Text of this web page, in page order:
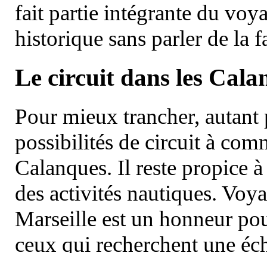
fait partie intégrante du
historique sans parler de la
Le circuit dans les
Pour mieux trancher, autant
possibilités de circuit à
Calanques. Il reste propice
des activités nautiques.
Marseille est un honneur
ceux qui recherchent une